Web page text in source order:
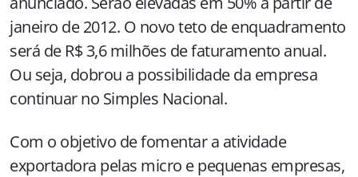
janeiro de 2012. O novo teto de enquadramento
será de R$ 3,6 milhões de faturamento anual.
Ou seja, dobrou a possibilidade da empresa
continuar no Simples Nacional.
Com o objetivo de fomentar a atividade
exportadora pelas micro e pequenas empresas,